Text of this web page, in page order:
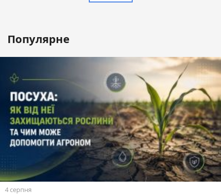
Популярне
4 серпня